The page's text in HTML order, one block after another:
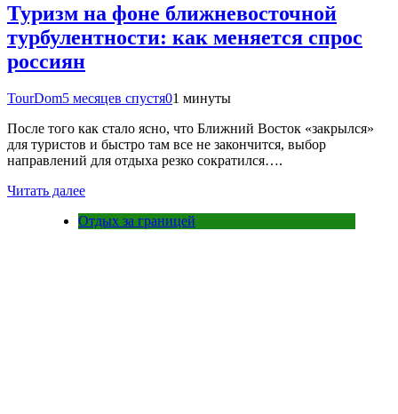
Туризм на фоне ближневосточной
турбулентности: как меняется спрос
россиян
TourDom5 месяцев спустя01 минуты
После того как стало ясно, что Ближний Восток «закрылся»
для туристов и быстро там все не закончится, выбор
направлений для отдыха резко сократился….
Читать далее
Отдых за границей